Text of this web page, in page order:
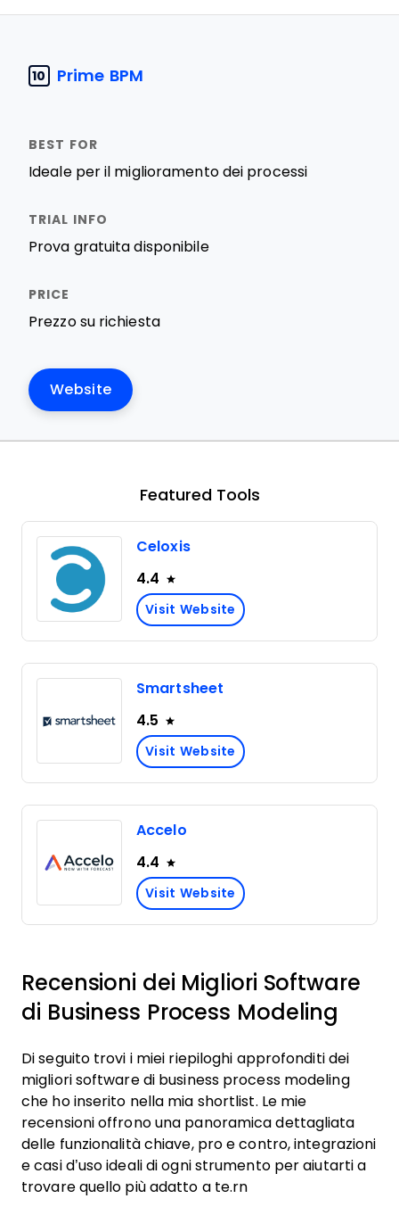
10 Prime BPM
Ideale per il miglioramento dei processi
Prova gratuita disponibile
Prezzo su richiesta
Website
Featured Tools
Celoxis
4.4
Visit Website
Smartsheet
4.5
Visit Website
Accelo
4.4
Visit Website
Recensioni dei Migliori Software
di Business Process Modeling
Di seguito trovi i miei riepiloghi approfonditi dei
migliori software di business process modeling
che ho inserito nella mia shortlist. Le mie
recensioni offrono una panoramica dettagliata
delle funzionalità chiave, pro e contro, integrazioni
e casi d’uso ideali di ogni strumento per aiutarti a
trovare quello più adatto a te.rn